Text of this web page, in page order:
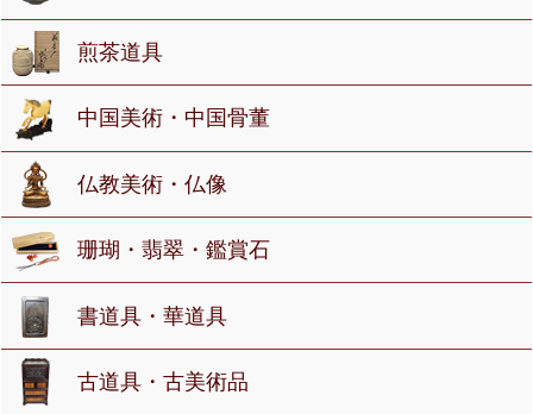
煎茶道具
中国美術・中国骨董
仏教美術・仏像
珊瑚・翡翠・鑑賞石
書道具・華道具
古道具・古美術品